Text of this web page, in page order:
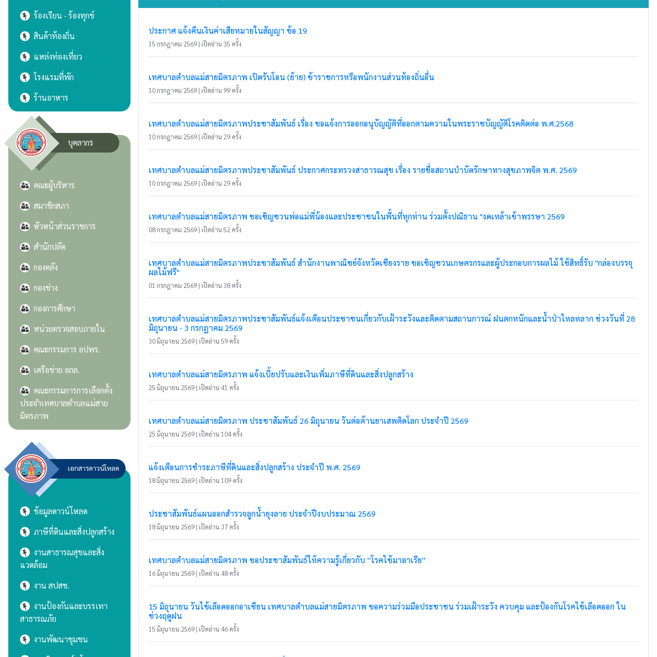
ร้องเรียน - ร้องทุกข์
สินค้าท้องถิ่น
แหล่งท่องเที่ยว
โรงแรมที่พัก
ร้านอาหาร
บุคลากร
คณะผู้บริหาร
สมาชิกสภา
หัวหน้าส่วนราชการ
สำนักปลัด
กองคลัง
กองช่าง
กองการศึกษา
หน่วยตรวจสอบภายใน
คณะกรรมการ อปพร.
เครือข่าย อถล.
คณะกรรมการการเลือกตั้ง
ประจำเทศบาลตำบลแม่สาย
มิตรภาพ
เอกสารดาวน์โหลด
ข้อมูลดาวน์โหลด
ภาษีที่ดินและสิ่งปลูกสร้าง
งานสาธารณสุขและสิ่ง
แวดล้อม
งาน สปสช.
งานป้องกันและบรรเทา
สาธารณภัย
งานพัฒนาชุมชน
ประกาศ แจ้งคืนเงินค่าเสียหมายในสัญญา ข้อ 19
15 กรกฎาคม 2569 | เปิดอ่าน 35 ครั้ง
เทศบาลตำบลแม่สายมิตรภาพ เปิดรับโอน (ย้าย) ข้าราชการหรือพนักงานส่วนท้องถิ่นอื่น
10 กรกฎาคม 2569 | เปิดอ่าน 99 ครั้ง
เทศบาลตำบลแม่สายมิตรภาพประชาสัมพันธ์ เรื่อง ขอแจ้งการออกอนุบัญญัติที่ออกตามความในพระราชบัญญัติโรคติดต่อ พ.ศ.2568
10 กรกฎาคม 2569 | เปิดอ่าน 29 ครั้ง
เทศบาลตำบลแม่สายมิตรภาพประชาสัมพันธ์ ประกาศกระทรวงสาธารณสุข เรื่อง รายชื่อสถานบำบัดรักษาทางสุขภาพจิต พ.ศ. 2569
10 กรกฎาคม 2569 | เปิดอ่าน 29 ครั้ง
เทศบาลตำบลแม่สายมิตรภาพ ขอเชิญชวนพ่อแม่พี่น้องและประชาชนในพื้นที่ทุกท่าน ร่วมตั้งปณิธาน "งดเหล้าเข้าพรรษา 2569
08 กรกฎาคม 2569 | เปิดอ่าน 52 ครั้ง
เทศบาลตำบลแม่สายมิตรภาพประชาสัมพันธ์ สำนักงานพาณิชย์จังหวัดเชียงราย ขอเชิญชวนเกษตรกรและผู้ประกอบการผลไม้ ใช้สิทธิ์รับ "กล่องบรรจุ
ผลไม้ฟรี"
01 กรกฎาคม 2569 | เปิดอ่าน 38 ครั้ง
เทศบาลตำบลแม่สายมิตรภาพประชาสัมพันธ์แจ้งเตือนประชาชนเกี่ยวกับเฝ้าระวังและติดตามสถานการณ์ ฝนตกหนักและน้ำป่าไหลหลาก ช่วงวันที่ 28
มิถุนายน - 3 กรกฎาคม 2569
30 มิถุนายน 2569 | เปิดอ่าน 59 ครั้ง
เทศบาลตำบลแม่สายมิตรภาพ แจ้งเบี้ยปรับและเงินเพิ่มภาษีที่ดินและสิ่งปลูกสร้าง
25 มิถุนายน 2569 | เปิดอ่าน 41 ครั้ง
เทศบาลตำบลแม่สายมิตรภาพ ประชาสัมพันธ์ 26 มิถุนายน วันต่อต้านยาเสพติดโลก ประจำปี 2569
25 มิถุนายน 2569 | เปิดอ่าน 104 ครั้ง
แจ้งเตือนการชำระภาษีที่ดินและสิ่งปลูกสร้าง ประจำปี พ.ศ. 2569
18 มิถุนายน 2569 | เปิดอ่าน 109 ครั้ง
ประชาสัมพันธ์แผนออกสำรวจลูกน้ำยุงลาย ประจำปีงบประมาณ 2569
18 มิถุนายน 2569 | เปิดอ่าน 37 ครั้ง
เทศบาลตำบลแม่สายมิตรภาพ ขอประชาสัมพันธ์ให้ความรู้เกี่ยวกับ “โรคไข้มาลาเรีย”
16 มิถุนายน 2569 | เปิดอ่าน 48 ครั้ง
15 มิถุนายน วันไข้เลือดออกอาเซียน เทศบาลตำบลแม่สายมิตรภาพ ขอความร่วมมือประชาชน ร่วมเฝ้าระวัง ควบคุม และป้องกันโรคไข้เลือดออก ใน
ช่วงฤดูฝน
15 มิถุนายน 2569 | เปิดอ่าน 46 ครั้ง